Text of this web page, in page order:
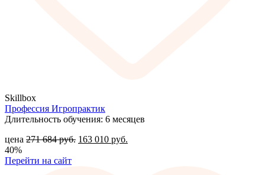
Skillbox
Профессия Игропрактик
Длительность обучения: 6 месяцев
цена 271 684руб. 163 010 руб.
40%
Перейти на сайт